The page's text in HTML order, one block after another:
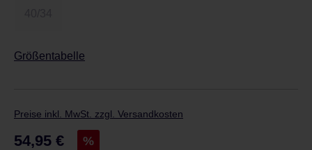
Größentabelle
Preise inkl. MwSt. zzgl. Versandkosten
Verkaufspreis:
54,95 € %